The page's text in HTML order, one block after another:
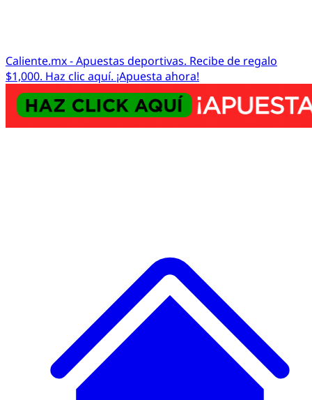
Caliente.mx - Apuestas deportivas. Recibe de regalo
$1,000. Haz clic aquí. ¡Apuesta ahora!